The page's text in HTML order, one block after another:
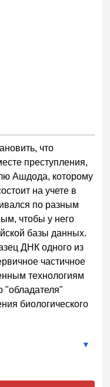
что
преступления,
Ашдода, которому
на учете в
по разным
чтобы у него
базы данных.
ДНК одного из
частичное
технологиям
"обладателя"
биологического